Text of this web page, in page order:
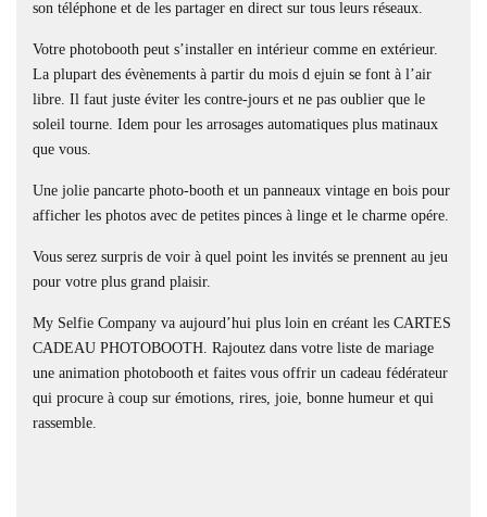
son téléphone et de les partager en direct sur tous leurs réseaux.
Votre photobooth peut s’installer en intérieur comme en extérieur.
La plupart des évènements à partir du mois d ejuin se font à l’air
libre. Il faut juste éviter les contre-jours et ne pas oublier que le
soleil tourne. Idem pour les arrosages automatiques plus matinaux
que vous.
Une jolie pancarte photo-booth et un panneaux vintage en bois pour
afficher les photos avec de petites pinces à linge et le charme opére.
Vous serez surpris de voir à quel point les invités se prennent au jeu
pour votre plus grand plaisir.
My Selfie Company va aujourd’hui plus loin en créant les CARTES
CADEAU PHOTOBOOTH. Rajoutez dans votre liste de mariage
une animation photobooth et faites vous offrir un cadeau fédérateur
qui procure à coup sur émotions, rires, joie, bonne humeur et qui
rassemble.